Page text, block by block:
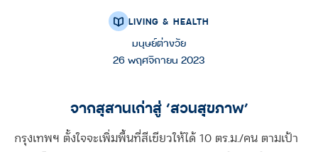
LIVING & HEALTH
มนุษย์ต่างวัย
26 พฤศจิกายน 2023
จากสุสานเก่าสู่ ‘สวนสุขภาพ’
กรุงเทพฯ ตั้งใจจะเพิ่มพื้นที่สีเขียวให้ได้ 10 ตร.ม./คน ตามเป้า